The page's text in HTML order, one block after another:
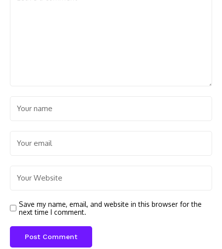
Save my name, email, and website in this browser for the
next time I comment.